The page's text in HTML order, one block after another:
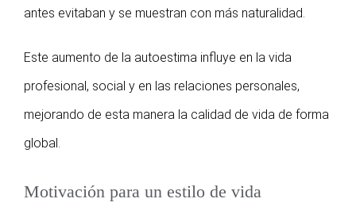
antes evitaban y se muestran con más naturalidad.
Este aumento de la autoestima influye en la vida
profesional, social y en las relaciones personales,
mejorando de esta manera la calidad de vida de forma
global.
Motivación para un estilo de vida